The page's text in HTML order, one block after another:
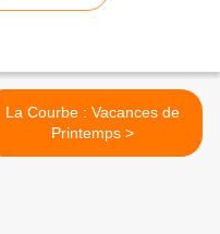
La Courbe : Vacances de
Printemps >